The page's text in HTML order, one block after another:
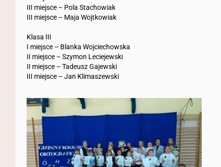
III miejsce – Pola Stachowiak
III miejsce – Maja Wojtkowiak
Klasa III
I miejsce – Blanka Wojciechowska
II miejsce – Szymon Leciejewski
II miejsce – Tadeusz Gajewski
III miejsce – Jan Klimaszewski